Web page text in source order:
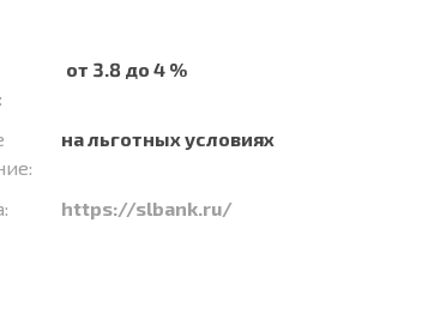
от 3.8 до 4 %
на льготных условиях
https://slbank.ru/